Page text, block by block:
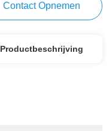
Contact Opnemen
Productbeschrijving